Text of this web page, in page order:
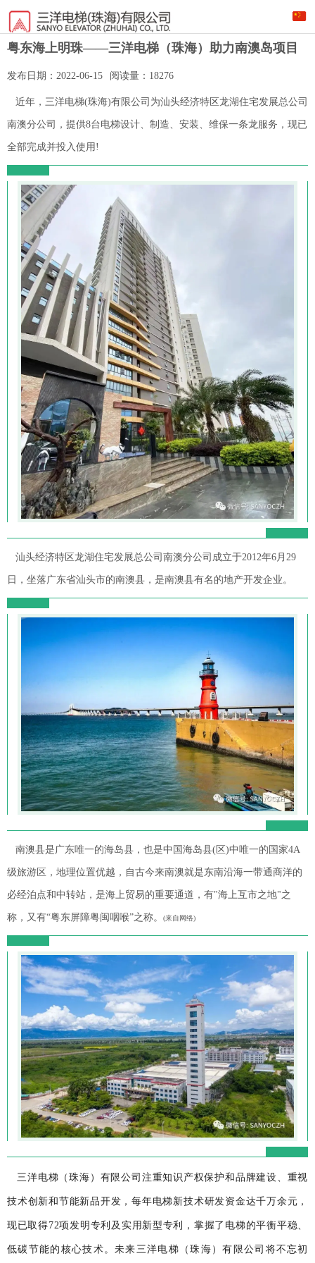
粤东海上明珠——三洋电梯（珠海）助力南澳岛项目
发布日期： 2022-06-15 阅读量： 18276
近年，三洋电梯(珠海)有限公司为汕头经济特区龙湖住宅发展总公司
南澳分公司，提供8台电梯设计、制造、安装、维保一条龙服务，现已
全部完成并投入使用!
汕头经济特区龙湖住宅发展总公司南澳分公司成立于2012年6月29
日，坐落广东省汕头市的南澳县，是南澳县有名的地产开发企业。
南澳县是广东唯一的海岛县，也是中国海岛县(区)中唯一的国家4A
级旅游区，地理位置优越，自古今来南澳就是东南沿海一带通商洋的
必经泊点和中转站，是海上贸易的重要通道，有"海上互市之地"之
称，又有“粤东屏障粤闽咽喉”之称。 (来自网络)
三洋电梯（珠海）有限公司注重知识产权保护和品牌建设、重视
技术创新和节能新品开发，每年电梯新技术研发资金达千万余元，
现已取得72项发明专利及实用新型专利，掌握了电梯的平衡平稳、
低碳节能的核心技术。未来三洋电梯（珠海）有限公司将不忘初